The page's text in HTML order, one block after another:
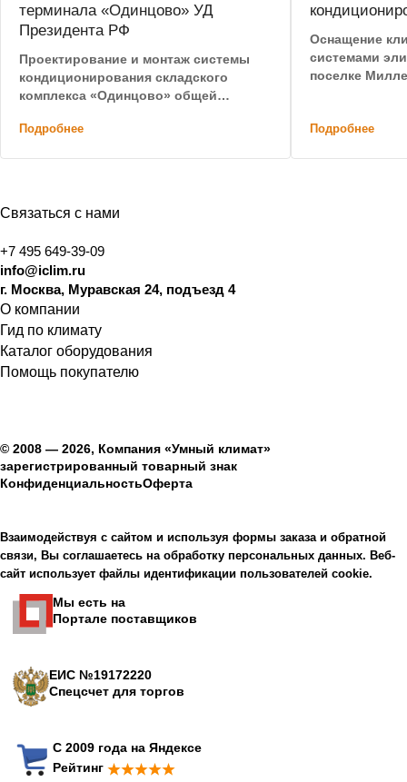
терминала «Одинцово» УД
Президента РФ
Проектирование и монтаж системы
кондиционирования складского
комплекса «Одинцово» общей
Подробнее
Оснащение
системами
поселке
Подробнее
Связаться с нами
+7 495 649-39-09
info@iclim.ru
г. Москва, Муравская 24, подъезд 4
О компании
Гид по климату
Каталог оборудования
Помощь покупателю
© 2008 — 2026, Компания «Умный климат»
зарегистрированный товарный знак
КонфиденциальностьОферта
Взаимодействуя с сайтом и используя формы заказа и обратной
связи, Вы соглашаетесь на обработку персональных данных. Веб-
сайт использует файлы идентификации пользователей cookie.
Мы есть на
Портале поставщиков
ЕИС №19172220
Спецсчет для торгов
С 2009 года на Яндексе
Рейтинг